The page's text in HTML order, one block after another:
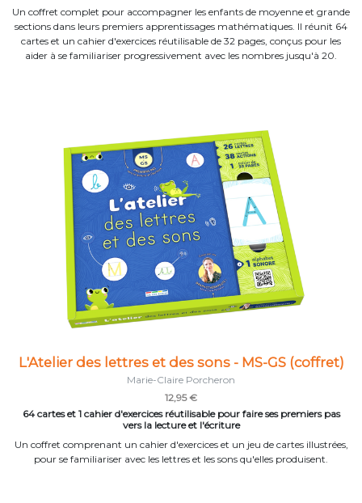
Un coffret complet pour accompagner les enfants de moyenne et grande
sections dans leurs premiers apprentissages mathématiques. Il réunit 64
cartes et un cahier d'exercices réutilisable de 32 pages, conçus pour les
aider à se familiariser progressivement avec les nombres jusqu'à 20.
L'Atelier des lettres et des sons - MS-GS (coffret)
Marie-Claire Porcheron
12,95 €
64 cartes et 1 cahier d'exercices réutilisable pour faire ses premiers pas
vers la lecture et l'écriture
Un coffret comprenant un cahier d'exercices et un jeu de cartes illustrées,
pour se familiariser avec les lettres et les sons qu'elles produisent.